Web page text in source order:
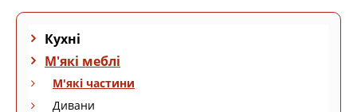
Кухні
М'які меблі
М'які частини
Дивани